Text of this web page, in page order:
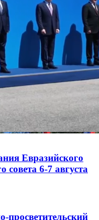
Евразийского
совета 6-7 августа